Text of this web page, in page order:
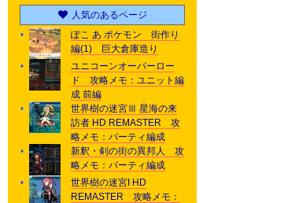
人気のあるページ
ぽこ あ ポケモン 街作り
編(1) 巨大倉庫造り
ユニコーンオーバーロー
ド 攻略メモ：ユニット編
成 前編
世界樹の迷宮Ⅲ 星海の来
訪者 HD REMASTER 攻
略メモ：パーティ編成
新釈・剣の街の異邦人 攻
略メモ：パーティ編成
世界樹の迷宮I HD
REMASTER 攻略メモ：